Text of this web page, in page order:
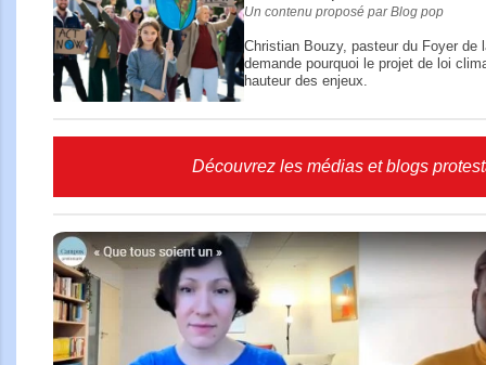
Un contenu proposé par Blog pop
Christian Bouzy, pasteur du Foyer de
demande pourquoi le projet de loi
hauteur des enjeux.
Découvrez les médias et blogs